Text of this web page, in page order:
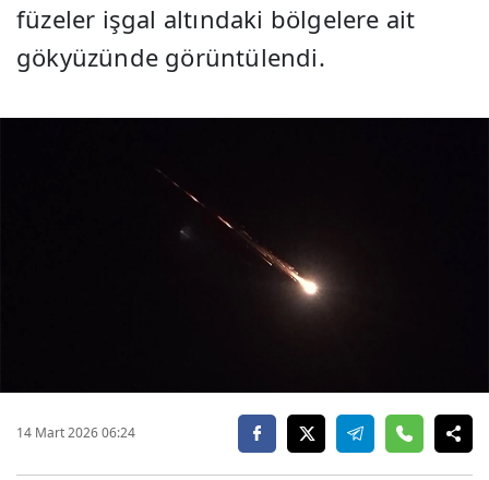
füzeler işgal altındaki bölgelere ait
gökyüzünde görüntülendi.
14 Mart 2026 06:24